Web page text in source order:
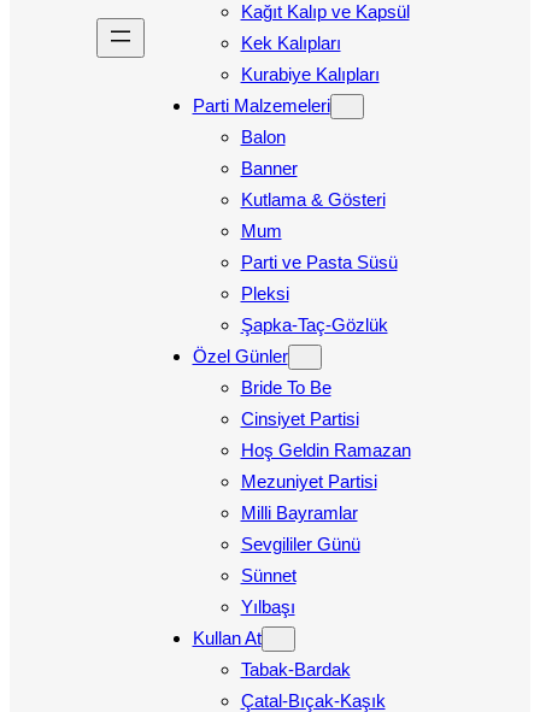
Kağıt Kalıp ve Kapsül
Kek Kalıpları
Kurabiye Kalıpları
Parti Malzemeleri
Balon
Banner
Kutlama & Gösteri
Mum
Parti ve Pasta Süsü
Pleksi
Şapka-Taç-Gözlük
Özel Günler
Bride To Be
Cinsiyet Partisi
Hoş Geldin Ramazan
Mezuniyet Partisi
Milli Bayramlar
Sevgililer Günü
Sünnet
Yılbaşı
Kullan At
Tabak-Bardak
Çatal-Bıçak-Kaşık